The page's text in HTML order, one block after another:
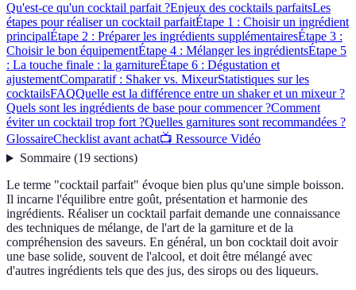
Qu'est-ce qu'un cocktail parfait ?Enjeux des cocktails parfaitsLes
étapes pour réaliser un cocktail parfaitÉtape 1 : Choisir un ingrédient
principalÉtape 2 : Préparer les ingrédients supplémentairesÉtape 3 :
Choisir le bon équipementÉtape 4 : Mélanger les ingrédientsÉtape 5
: La touche finale : la garnitureÉtape 6 : Dégustation et
ajustementComparatif : Shaker vs. MixeurStatistiques sur les
cocktailsFAQQuelle est la différence entre un shaker et un mixeur ?
Quels sont les ingrédients de base pour commencer ?Comment
éviter un cocktail trop fort ?Quelles garnitures sont recommandées ?
GlossaireChecklist avant achat📺 Ressource Vidéo
Sommaire(19 sections)
Le terme "cocktail parfait" évoque bien plus qu'une simple boisson.
Il incarne l'équilibre entre goût, présentation et harmonie des
ingrédients. Réaliser un cocktail parfait demande une connaissance
des techniques de mélange, de l'art de la garniture et de la
compréhension des saveurs. En général, un bon cocktail doit avoir
une base solide, souvent de l'alcool, et doit être mélangé avec
d'autres ingrédients tels que des jus, des sirops ou des liqueurs.